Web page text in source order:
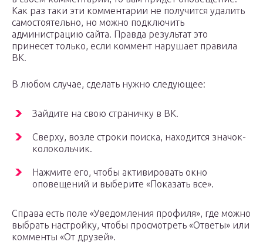
Как раз таки эти комментарии не получится удалить
самостоятельно, но можно подключить
администрацию сайта. Правда результат это
принесет только, если коммент нарушает правила
ВК.
В любом случае, сделать нужно следующее:
Зайдите на свою страничку в ВК.
Сверху, возле строки поиска, находится значок-
колокольчик.
Нажмите его, чтобы активировать окно
оповещений и выберите «Показать все».
Справа есть поле «Уведомления профиля», где можно
выбрать настройку, чтобы просмотреть «Ответы» или
комменты «От друзей».